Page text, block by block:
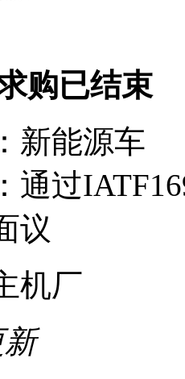
购已结束
新能源车
通过
议
机厂